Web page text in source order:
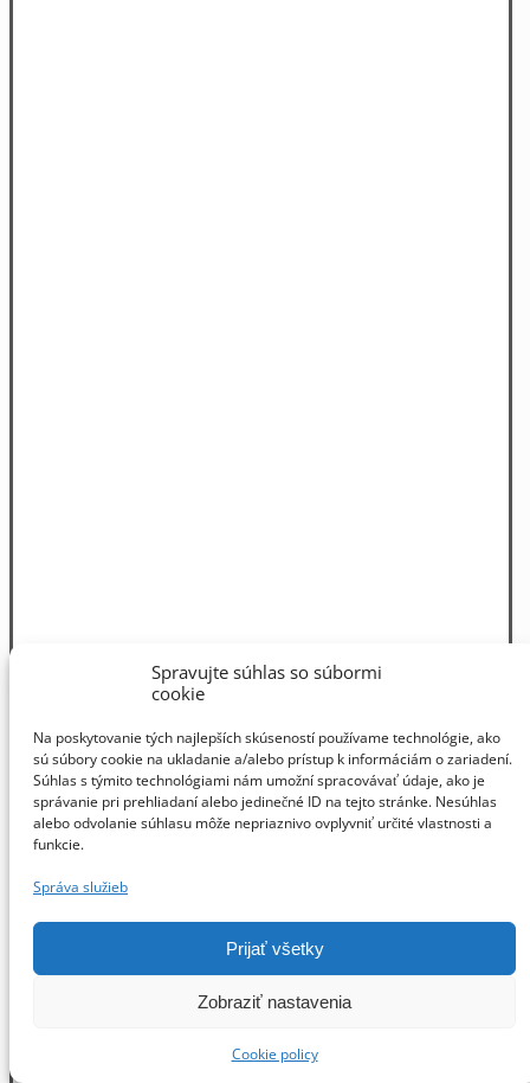
Spravujte súhlas so súbormi
cookie
Na poskytovanie tých najlepších skúseností používame technológie, ako
sú súbory cookie na ukladanie a/alebo prístup k informáciám o zariadení.
Súhlas s týmito technológiami nám umožní spracovávať údaje, ako je
správanie pri prehliadaní alebo jedinečné ID na tejto stránke. Nesúhlas
alebo odvolanie súhlasu môže nepriaznivo ovplyvniť určité vlastnosti a
funkcie.
Správa služieb
Prijať všetky
Zobraziť nastavenia
Cookie policy